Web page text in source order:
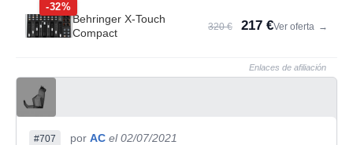
-32%
Behringer X-Touch
Compact
320 € 217 €Ver oferta →
Enlaces de afiliación
#707 por AC el 02/07/2021